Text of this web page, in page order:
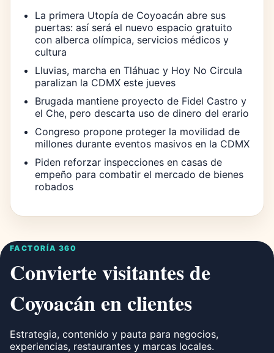
La primera Utopía de Coyoacán abre sus
puertas: así será el nuevo espacio gratuito
con alberca olímpica, servicios médicos y
cultura
Lluvias, marcha en Tláhuac y Hoy No Circula
paralizan la CDMX este jueves
Brugada mantiene proyecto de Fidel Castro y
el Che, pero descarta uso de dinero del erario
Congreso propone proteger la movilidad de
millones durante eventos masivos en la CDMX
Piden reforzar inspecciones en casas de
empeño para combatir el mercado de bienes
robados
FACTORÍA 360
Convierte visitantes de
Coyoacán en clientes
Estrategia, contenido y pauta para negocios,
experiencias, restaurantes y marcas locales.